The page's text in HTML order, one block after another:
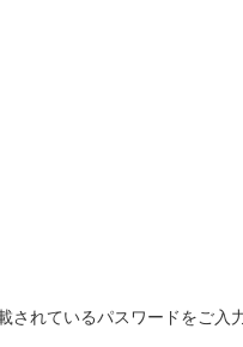
れているパスワードをご入